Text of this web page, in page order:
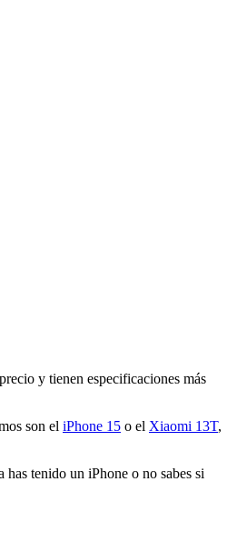
y tienen especificaciones más
son el iPhone 15 o el Xiaomi 13T,
tenido un iPhone o no sabes si